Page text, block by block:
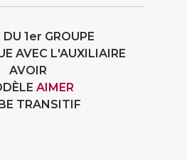
DU 1er GROUPE
AVEC L'AUXILIAIRE
AVOIR
AIMER
TRANSITIF